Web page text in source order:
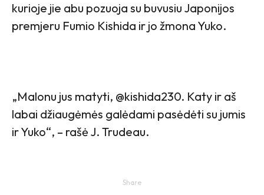
kurioje jie abu pozuoja su buvusiu Japonijos
premjeru Fumio Kishida ir jo žmona Yuko.
„Malonu jus matyti, @kishida230. Katy ir aš
labai džiaugėmės galėdami pasėdėti su jumis
ir Yuko“, – rašė J. Trudeau.
Share